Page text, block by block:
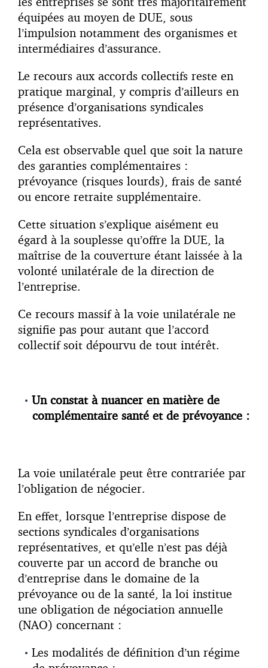
équipées au moyen de DUE, sous
l’impulsion notamment des organismes et
intermédiaires d’assurance.
Le recours aux accords collectifs reste en
pratique marginal, y compris d’ailleurs en
présence d’organisations syndicales
représentatives.
Cela est observable quel que soit la nature
des garanties complémentaires :
prévoyance (risques lourds), frais de santé
ou encore retraite supplémentaire.
Cette situation s’explique aisément eu
égard à la souplesse qu’offre la DUE, la
maîtrise de la couverture étant laissée à la
volonté unilatérale de la direction de
l’entreprise.
Ce recours massif à la voie unilatérale ne
signifie pas pour autant que l’accord
collectif soit dépourvu de tout intérêt.
Un constat à nuancer en matière de
complémentaire santé et de prévoyance :
La voie unilatérale peut être contrariée par
l’obligation de négocier.
En effet, lorsque l’entreprise dispose de
sections syndicales d’organisations
représentatives, et qu’elle n’est pas déjà
couverte par un accord de branche ou
d’entreprise dans le domaine de la
prévoyance ou de la santé, la loi institue
une obligation de négociation annuelle
(NAO) concernant :
Les modalités de définition d’un régime